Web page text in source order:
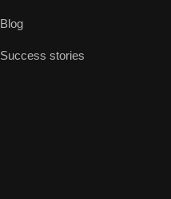
Blog
Success stories